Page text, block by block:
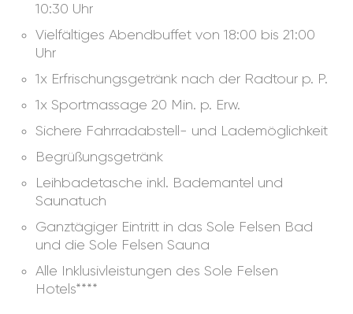
10:30 Uhr
Vielfältiges Abendbuffet von 18:00 bis 21:00
Uhr
1x Erfrischungsgetränk nach der Radtour p. P.
1x Sportmassage 20 Min. p. Erw.
Sichere Fahrradabstell- und Lademöglichkeit
Begrüßungsgetränk
Leihbadetasche inkl. Bademantel und
Saunatuch
Ganztägiger Eintritt in das Sole Felsen Bad
und die Sole Felsen Sauna
Alle Inklusivleistungen des Sole Felsen
Hotels****